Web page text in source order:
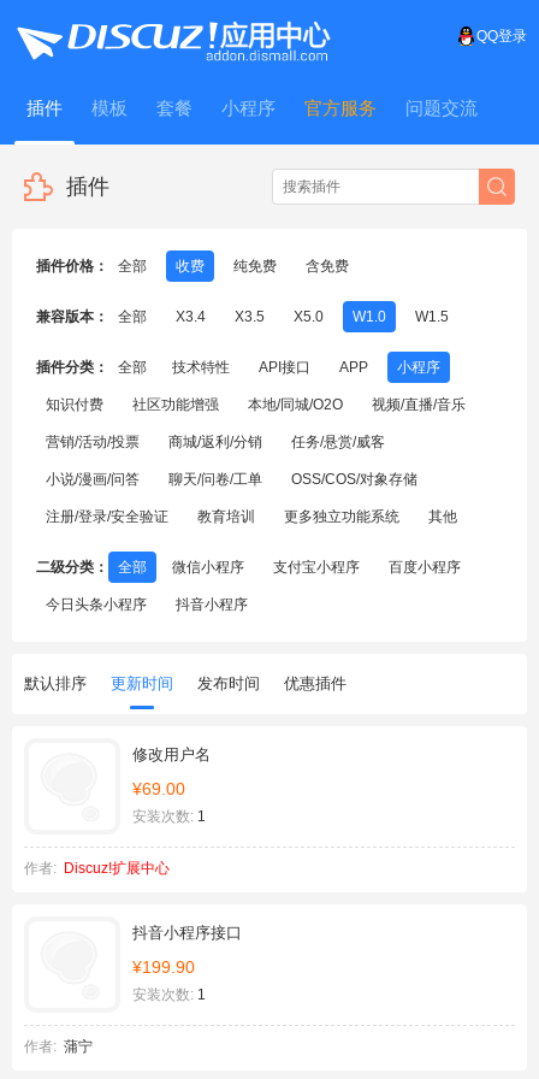
QQ登录
插件 模板 套餐 小程序 官方服务 问题交流
WitFrame
插件
插件价格： 全部 收费 纯免费 含免费
兼容版本： 全部 X3.4 X3.5 X5.0 W1.0 W1.5
插件分类： 全部 技术特性 API接口 APP 小程序
知识付费 社区功能增强 本地/同城/O2O 视频/直播/音乐
营销/活动/投票 商城/返利/分销 任务/悬赏/威客
小说/漫画/问答 聊天/问卷/工单 OSS/COS/对象存储
注册/登录/安全验证 教育培训 更多独立功能系统 其他
二级分类： 全部 微信小程序 支付宝小程序 百度小程序
今日头条小程序 抖音小程序
默认排序 更新时间 发布时间 优惠插件
修改用户名
¥69.00
安装次数: 1
作者: Discuz!扩展中心
抖音小程序接口
¥199.90
安装次数: 1
作者: 蒲宁